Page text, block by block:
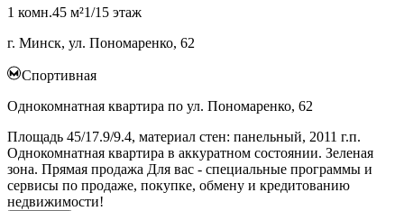
1 комн.45 м²1/15 этаж
г. Минск, ул. Пономаренко, 62
Спортивная
Однокомнатная квартира по ул. Пономаренко, 62
Площадь 45/17.9/9.4, материал стен: панельный, 2011 г.п.
Однокомнатная квартира в аккуратном состоянии. Зеленая
зона. Прямая продажа Для вас - специальные программы и
сервисы по продаже, покупке, обмену и кредитованию
недвижимости!